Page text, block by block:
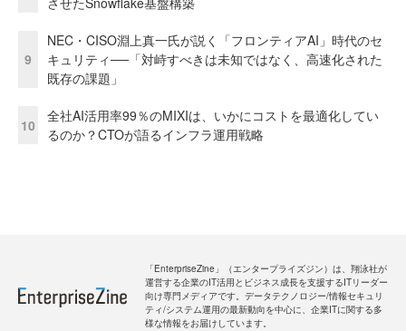
9
NEC・CISO淵上真一氏が説く「フロンティアAI」時代のセ
キュリティ──「対峙すべきは未知ではなく、高速化された
既存の課題」
10
全社AI活用率99％のMIXIは、いかにコストを最適化してい
るのか？CTOが語るインフラ運用戦略
「EnterpriseZine」（エンタープライズジン）は、翔泳社が
運営する企業のIT活用とビジネス成長を支援するITリーダー
向け専門メディアです。データテクノロジー/情報セキュリ
ティ/システム運用の最新動向を中心に、企業ITに関する多
様な情報をお届けしています。